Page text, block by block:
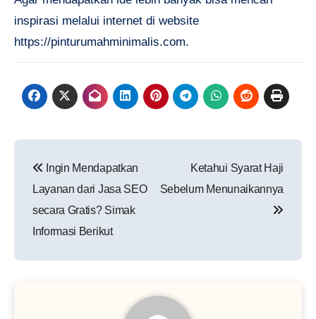
inspirasi melalui internet di website
https://pinturumahminimalis.com.
navigation
Ingin Mendapatkan
Layanan dari Jasa SEO
secara Gratis? Simak
Informasi Berikut
Ketahui Syarat Haji
Sebelum Menunaikannya